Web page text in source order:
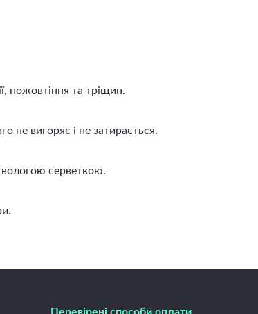
пожовтіння та тріщин.
не вигоряє і не затирається.
серветкою.